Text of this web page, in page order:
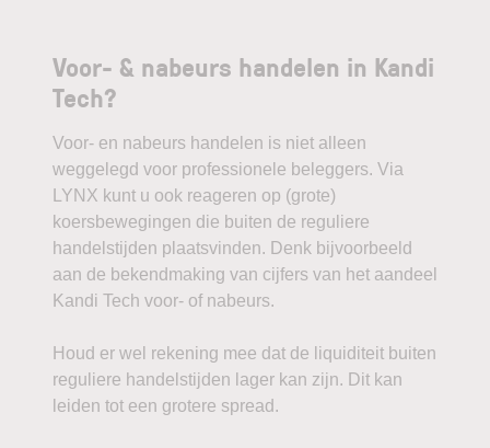
Voor- & nabeurs handelen in Kandi
Tech?
Voor- en nabeurs handelen is niet alleen
weggelegd voor professionele beleggers. Via
LYNX kunt u ook reageren op (grote)
koersbewegingen die buiten de reguliere
handelstijden plaatsvinden. Denk bijvoorbeeld
aan de bekendmaking van cijfers van het aandeel
Kandi Tech voor- of nabeurs.
Houd er wel rekening mee dat de liquiditeit buiten
reguliere handelstijden lager kan zijn. Dit kan
leiden tot een grotere spread.